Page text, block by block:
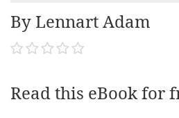
By Lennart Adam
Read this eBook for